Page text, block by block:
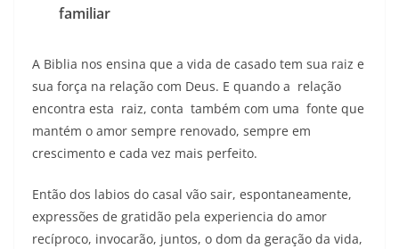
familiar
A Biblia nos ensina que a vida de casado tem sua raiz e
sua força na relação com Deus. E quando a relação
encontra esta raiz, conta também com uma fonte que
mantém o amor sempre renovado, sempre em
crescimento e cada vez mais perfeito.
Então dos labios do casal vão sair, espontaneamente,
expressões de gratidão pela experiencia do amor
recíproco, invocarão, juntos, o dom da geração da vida,